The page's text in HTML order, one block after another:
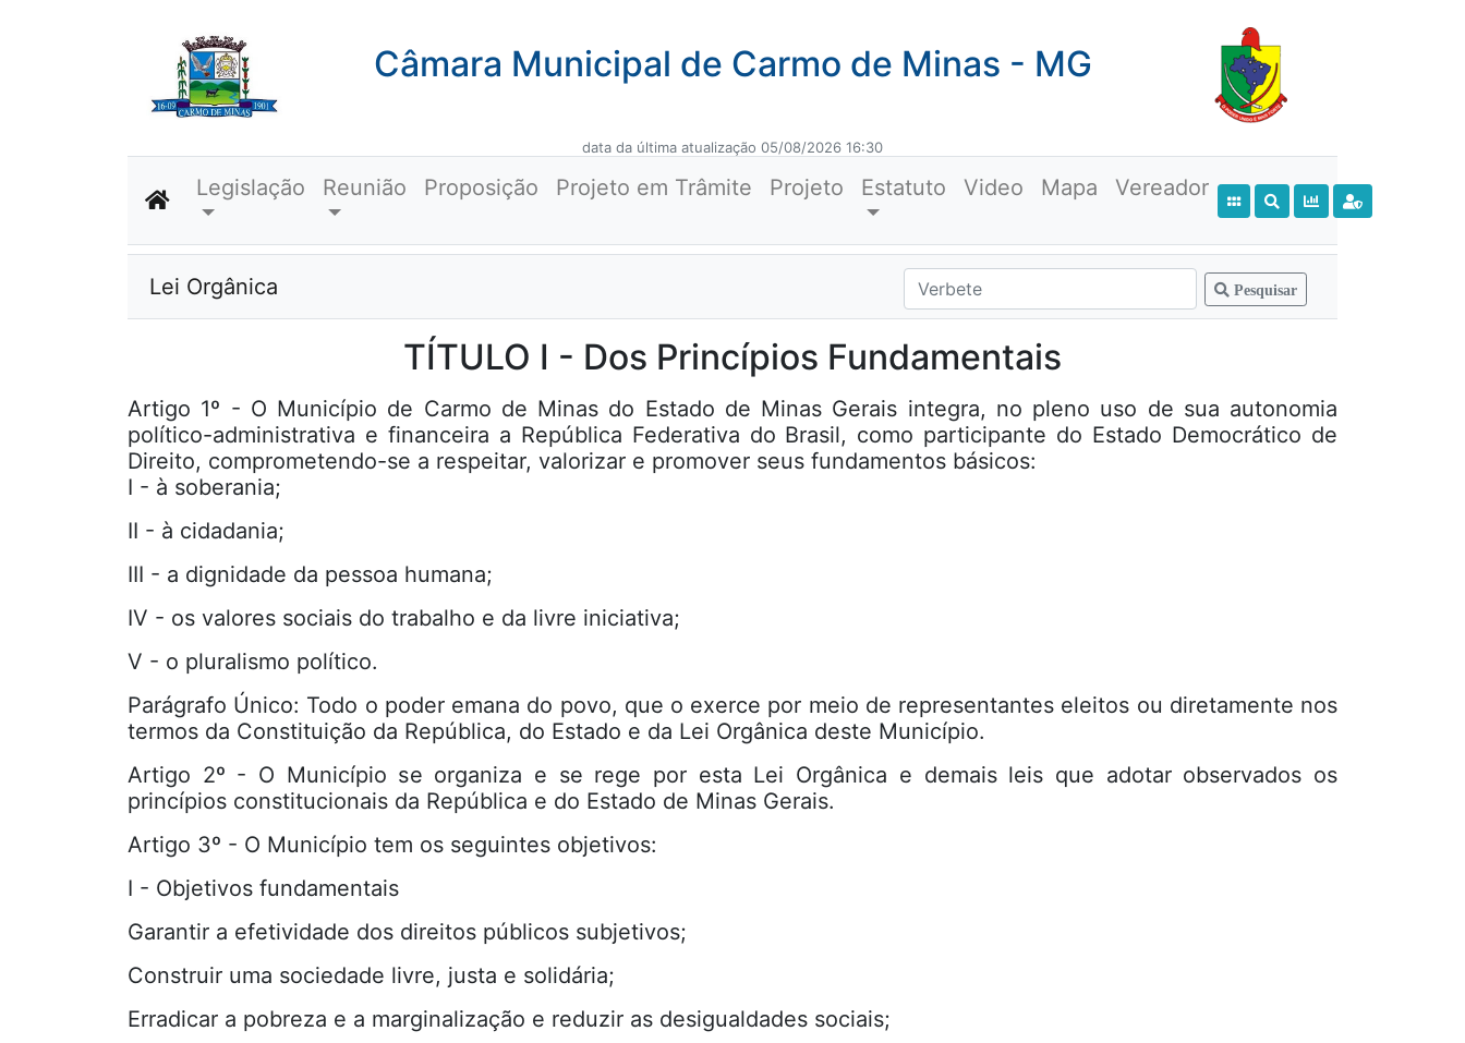
Câmara Municipal de Carmo de Minas - MG
data da última atualização 05/08/2026 16:30
Legislação Reunião Proposição Projeto em Trâmite Projeto Estatuto Video Mapa Vereador
Lei Orgânica Pesquisar
TÍTULO I - Dos Princípios Fundamentais
Artigo 1º - O Município de Carmo de Minas do Estado de Minas Gerais integra, no pleno uso de sua autonomia
político-administrativa e financeira a República Federativa do Brasil, como participante do Estado Democrático de
Direito, comprometendo-se a respeitar, valorizar e promover seus fundamentos básicos:
I - à soberania;
II - à cidadania;
III - a dignidade da pessoa humana;
IV - os valores sociais do trabalho e da livre iniciativa;
V - o pluralismo político.
Parágrafo Único: Todo o poder emana do povo, que o exerce por meio de representantes eleitos ou diretamente nos
termos da Constituição da República, do Estado e da Lei Orgânica deste Município.
Artigo 2º - O Município se organiza e se rege por esta Lei Orgânica e demais leis que adotar observados os
princípios constitucionais da República e do Estado de Minas Gerais.
Artigo 3º - O Município tem os seguintes objetivos:
I - Objetivos fundamentais
Garantir a efetividade dos direitos públicos subjetivos;
Construir uma sociedade livre, justa e solidária;
Erradicar a pobreza e a marginalização e reduzir as desigualdades sociais;